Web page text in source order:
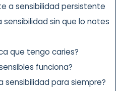
a sensibilidad persistente
sin que lo notes
que tengo caries?
funciona?
sensibilidad para siempre?